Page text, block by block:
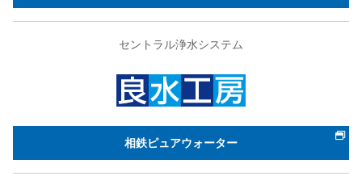
セントラル浄水システム
相鉄ピュアウォーター